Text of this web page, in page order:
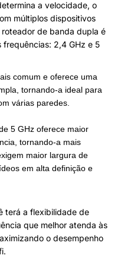
a velocidade, o
múltiplos dispositivos
de banda dupla é
2,4 GHz e 5
comum e oferece uma
tornando-a ideal para
várias paredes.
5 GHz oferece maior
tornando-a mais
maior largura de
em alta definição e
terá a flexibilidade de
que melhor atenda às
o desempenho